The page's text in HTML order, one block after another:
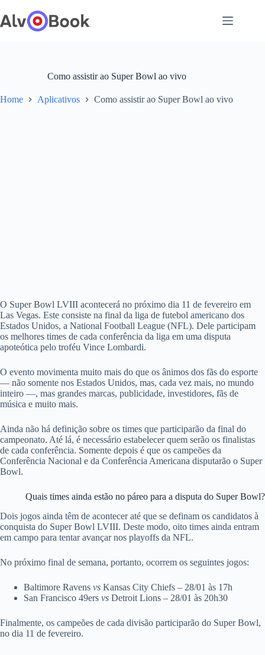
para
o
Como assistir ao Super Bowl ao vivo
Home Aplicativos Como assistir ao Super Bowl ao vivo
O Super Bowl LVIII acontecerá no próximo dia 11 de fevereiro em
Las Vegas. Este consiste na final da liga de futebol americano dos
Estados Unidos, a National Football League (NFL). Dele participam
os melhores times de cada conferência da liga em uma disputa
apoteótica pelo troféu Vince Lombardi.
O evento movimenta muito mais do que os ânimos dos fãs do esporte
— não somente nos Estados Unidos, mas, cada vez mais, no mundo
inteiro —, mas grandes marcas, publicidade, investidores, fãs de
música e muito mais.
Ainda não há definição sobre os times que participarão da final do
campeonato. Até lá, é necessário estabelecer quem serão os finalistas
de cada conferência. Somente depois é que os campeões da
Conferência Nacional e da Conferência Americana disputarão o Super
Bowl.
Quais times ainda estão no páreo para a disputa do Super Bowl?
Dois jogos ainda têm de acontecer até que se definam os candidatos à
conquista do Super Bowl LVIII. Deste modo, oito times ainda entram
em campo para tentar avançar nos playoffs da NFL.
No próximo final de semana, portanto, ocorrem os seguintes jogos:
Baltimore Ravens vs Kansas City Chiefs – 28/01 às 17h
San Francisco 49ers vs Detroit Lions – 28/01 às 20h30
Finalmente, os campeões de cada divisão participarão do Super Bowl,
no dia 11 de fevereiro.